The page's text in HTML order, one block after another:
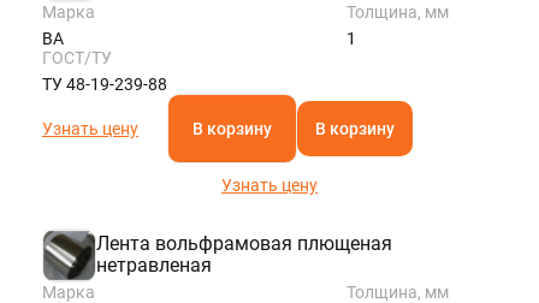
Марка
ВА
Толщина, мм
1
ГОСТ/ТУ
ТУ 48-19-239-88
Узнать цену В корзину В корзину
Узнать цену
Лента вольфрамовая плющеная
нетравленая
Марка
Толщина, мм